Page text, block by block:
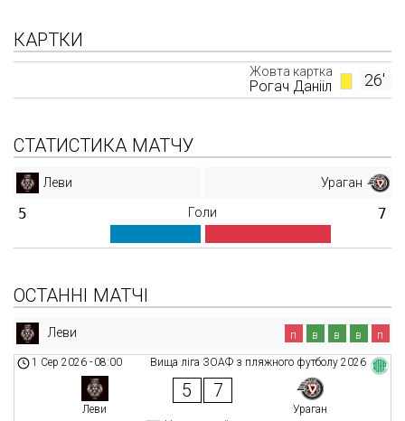
КАРТКИ
26'
Жовта картка
Рогач Данііл
СТАТИСТИКА МАТЧУ
Леви Ураган
5 Голи 7
ОСТАННІ МАТЧІ
Леви п в в в п
Вища ліга ЗОАФ з пляжного футболу 2026
1 Сер 2026 - 08:00
Леви
5 7
Ураган